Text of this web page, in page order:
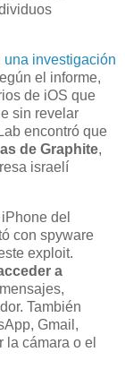
una investigación
el informe,
de iOS que
sin revelar
encontró que
de Graphite,
israelí
del
con spyware
exploit.
a
También
Gmail,
la cámara o el